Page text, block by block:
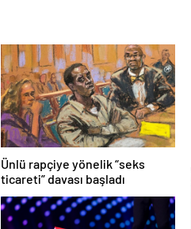
Ünlü rapçiye yönelik “seks
ticareti” davası başladı